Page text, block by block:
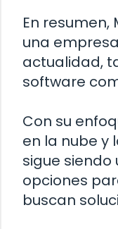
En resumen,
una
actualidad,
software
Con su
en la nube y
sigue
opciones
buscan